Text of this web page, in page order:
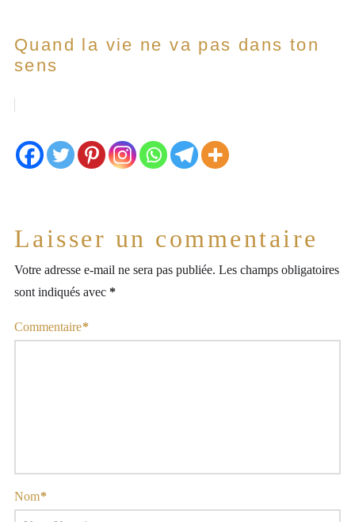
Quand la vie ne va pas dans ton
sens
Laisser un commentaire
Votre adresse e-mail ne sera pas publiée. Les champs obligatoires
sont indiqués avec *
Commentaire*
Nom*